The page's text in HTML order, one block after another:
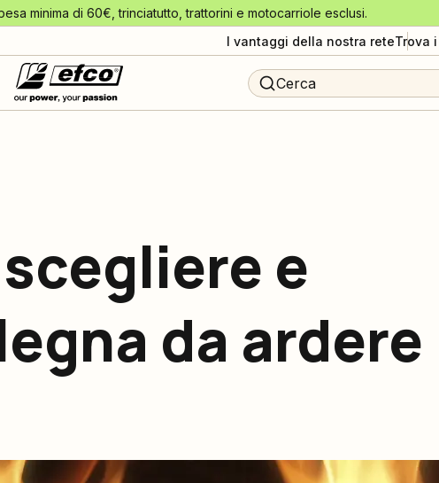
minima di 60€, trinciatutto, trattorini e motocarriole esclusi.
I vantaggi della nostra reteTrova
Cerca
e
da ardere